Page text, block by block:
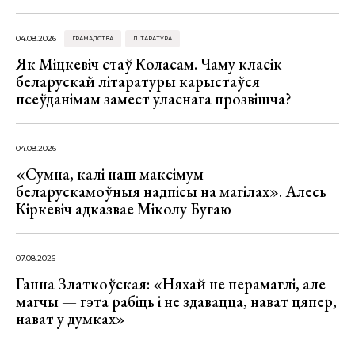
04.08.2026 ГРАМАДСТВА ЛІТАРАТУРА
Як Міцкевіч стаў Коласам. Чаму класік
беларускай літаратуры карыстаўся
псеўданімам замест уласнага прозвішча?
04.08.2026
«Сумна, калі наш максімум —
беларускамоўныя надпісы на магілах». Алесь
Кіркевіч адказвае Міколу Бугаю
07.08.2026
Ганна Златкоўская: «Няхай не перамаглі, але
магчы — гэта рабіць і не здавацца, нават цяпер,
нават у думках»